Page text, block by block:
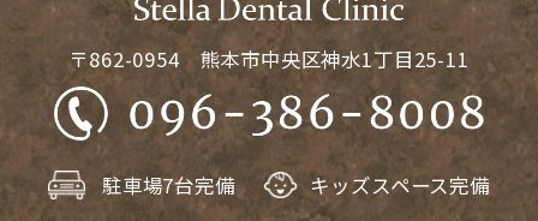
〒862-0954 熊本市中央区神水1丁目25-11
駐車場7台完備 キッズスペース完備